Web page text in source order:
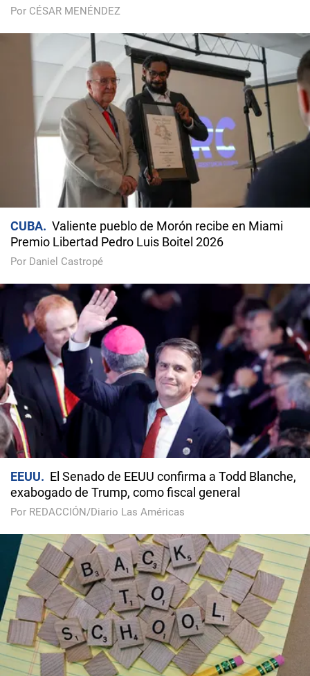
Por CÉSAR MENÉNDEZ
CUBA
Valiente pueblo de Morón recibe en Miami
Premio Libertad Pedro Luis Boitel 2026
Por Daniel Castropé
EEUU
El Senado de EEUU confirma a Todd Blanche,
exabogado de Trump, como fiscal general
Por REDACCIÓN/Diario Las Américas